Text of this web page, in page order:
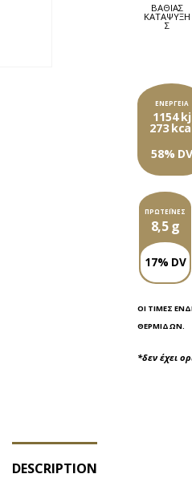
ΒΑΘΙΆΣ
ΚΑΤΆΨΥΞΗ
Σ
ΕΝΈΡΓΕΙΑ
1154 kj
273
58% DV
ΠΡΩΤΕΪ́ΝΕΣ
8,5 g
17% DV
ΟΙ ΤΙΜΈΣ
ΘΕΡΜΊΔΩΝ.
*δεν έχει
DESCRIPTION